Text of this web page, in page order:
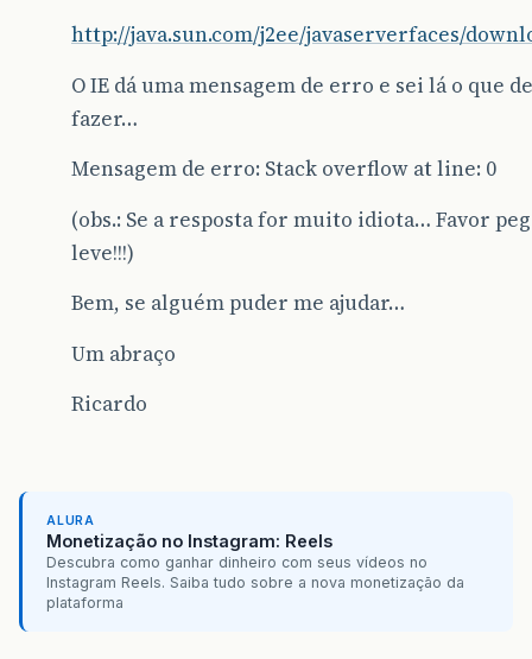
http://java.sun.com/j2ee/javaserverfaces/
O IE dá uma mensagem de erro e sei lá o que
fazer…
Mensagem de erro: Stack overflow at line: 0
(obs.: Se a resposta for muito idiota… Favor
leve!!!)
Bem, se alguém puder me ajudar…
Um abraço
Ricardo
ALURA
Monetização no Instagram: Reels
Descubra como ganhar dinheiro com seus vídeos no
Instagram Reels. Saiba tudo sobre a nova monetização da
plataforma